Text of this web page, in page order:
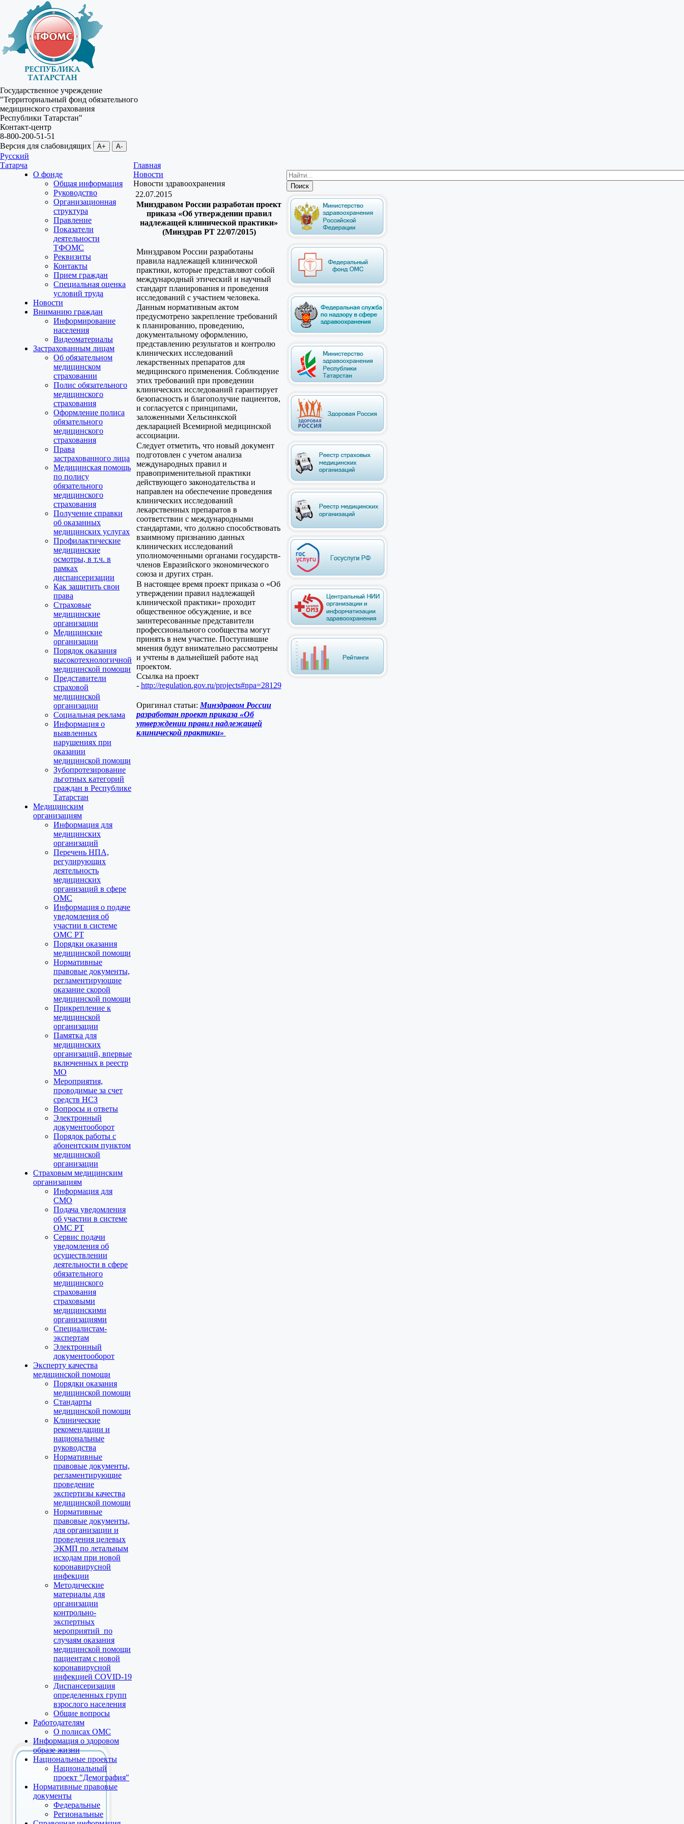
Государственное учреждение
"Территориальный фонд обязательного
медицинского страхования
Республики Татарстан"
Контакт-центр
8-800-200-51-51
Версия для слабовидящих
A+ A-
Русский
Татарча
О фонде
Общая информация
Руководство
Организационная
структура
Правление
Показатели
деятельности
ТФОМС
Реквизиты
Контакты
Прием граждан
Специальная оценка
условий труда
Новости
Вниманию граждан
Информирование
населения
Видеоматериалы
Застрахованным лицам
Об обязательном
медицинском
страховании
Полис обязательного
медицинского
страхования
Оформление полиса
обязательного
медицинского
страхования
Права
застрахованного лица
Медицинская помощь
по полису
обязательного
медицинского
страхования
Получение справки
об оказанных
медицинских услугах
Профилактические
медицинские
осмотры, в т.ч. в
рамках
диспансеризации
Как защитить свои
права
Страховые
медицинские
организации
Медицинские
организации
Порядок оказания
высокотехнологичной
медицинской помощи
Представители
страховой
медицинской
организации
Социальная реклама
Информация о
выявленных
нарушениях при
оказании
медицинской помощи
Зубопротезирование
льготных категорий
граждан в Республике
Татарстан
Медицинским
организациям
Информация для
медицинских
организаций
Перечень НПА,
регулирующих
деятельность
медицинских
организаций в сфере
ОМС
Информация о подаче
уведомления об
участии в системе
ОМС РТ
Порядки оказания
медицинской помощи
Нормативные
правовые документы,
регламентирующие
оказание скорой
медицинской помощи
Прикрепление к
медицинской
организации
Памятка для
медицинских
организаций, впервые
включенных в реестр
МО
Мероприятия,
проводимые за счет
средств НСЗ
Вопросы и ответы
Электронный
документооборот
Порядок работы с
абонентским пунктом
медицинской
организации
Страховым медицинским
организациям
Информация для
СМО
Подача уведомления
об участии в системе
ОМС РТ
Сервис подачи
уведомления об
осуществлении
деятельности в сфере
обязательного
медицинского
страхования
страховыми
медицинскими
организациями
Специалистам-
экспертам
Электронный
документооборот
Эксперту качества
медицинской помощи
Порядки оказания
медицинской помощи
Стандарты
медицинской помощи
Клинические
рекомендации и
национальные
руководства
Нормативные
правовые документы,
регламентирующие
проведение
экспертизы качества
медицинской помощи
Нормативные
правовые документы,
для организации и
проведения целевых
ЭКМП по летальным
исходам при новой
коронавирусной
инфекции
Методические
материалы для
организации
контрольно-
экспертных
мероприятий по
случаям оказания
медицинской помощи
пациентам с новой
коронавирусной
инфекцией COVID-19
Диспансеризация
определенных групп
взрослого населения
Общие вопросы
Работодателям
О полисах ОМС
Информация о здоровом
образе жизни
Национальные проекты
Национальный
проект "Демография"
Нормативные правовые
документы
Федеральные
Региональные
Главная
Новости
Новости здравоохранения
22.07.2015
Минздравом России разработан проект
приказа «Об утверждении правил
надлежащей клинической практики»
(Минздрав РТ 22/07/2015)
Минздравом России разработаны
правила надлежащей клинической
практики, которые представляют собой
международный этический и научный
стандарт планирования и проведения
исследований с участием человека.
Данным нормативным актом
предусмотрено закрепление требований
к планированию, проведению,
документальному оформлению,
представлению результатов и контролю
клинических исследований
лекарственных препаратов для
медицинского применения. Соблюдение
этих требований при проведении
клинических исследований гарантирует
безопасность и благополучие пациентов,
и согласуется с принципами,
заложенными Хельсинкской
декларацией Всемирной медицинской
ассоциации.
Следует отметить, что новый документ
подготовлен с учетом анализа
международных правил и
правоприменительной практики
действующего законодательства и
направлен на обеспечение проведения
клинических исследований
лекарственных препаратов в
соответствии с международными
стандартами, что должно способствовать
взаимному признанию данных
клинических исследований
уполномоченными органами государств-
членов Евразийского экономического
союза и других стран.
В настоящее время проект приказа о «Об
утверждении правил надлежащей
клинической практики» проходит
общественное обсуждение, и все
заинтересованные представители
профессионального сообщества могут
принять в нем участие. Поступившие
мнения будут внимательно рассмотрены
и учтены в дальнейшей работе над
проектом.
Ссылка на проект
- http://regulation.gov.ru/projects#npa=28129
Оригинал статьи: Минздравом России
разработан проект приказа «Об
утверждении правил надлежащей
клинической практики»